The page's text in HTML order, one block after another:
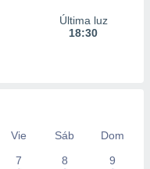
Última luz
18:30
Vie Sáb
Dom
7 8 9